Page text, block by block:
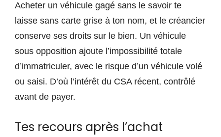
Acheter un véhicule gagé sans le savoir te
laisse sans carte grise à ton nom, et le créancier
conserve ses droits sur le bien. Un véhicule
sous opposition ajoute l’impossibilité totale
d’immatriculer, avec le risque d’un véhicule volé
ou saisi. D’où l’intérêt du CSA récent, contrôlé
avant de payer.
Tes recours après l’achat